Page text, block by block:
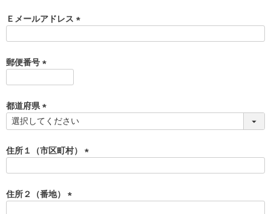
須
)
Ｅメールアドレス
郵便番号
須
)
都道府県
(
須
)
住所１（市区町村）
)
住所２（番地）